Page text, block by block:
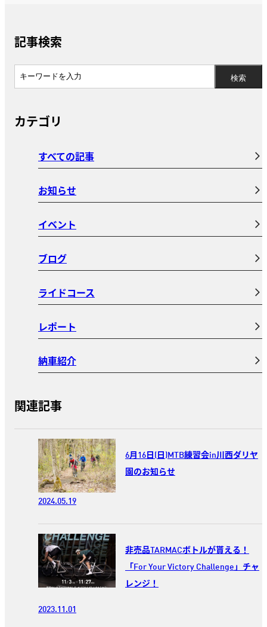
記事検索
カテゴリ
すべての記事
お知らせ
イベント
ブログ
ライドコース
レポート
納車紹介
関連記事
6月16日(日)MTB練習会in川西ダリヤ
園のお知らせ
2024.05.19
非売品TARMACボトルが貰える！
「For Your Victory Challenge」チャ
レンジ！
2023.11.01